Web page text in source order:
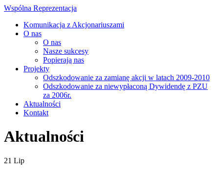
Wspólna Reprezentacja
Komunikacja z Akcjonariuszami
O nas
O nas
Nasze sukcesy
Popierają nas
Projekty
Odszkodowanie za zamianę akcji w latach 2009-2010
Odszkodowanie za niewypłaconą Dywidendę z PZU
za 2006r.
Aktualności
Kontakt
Aktualności
21 Lip